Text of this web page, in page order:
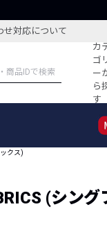
対応について
カ
ゴ
ー
ら
す
集記事
ーディネート
クス)
(シン